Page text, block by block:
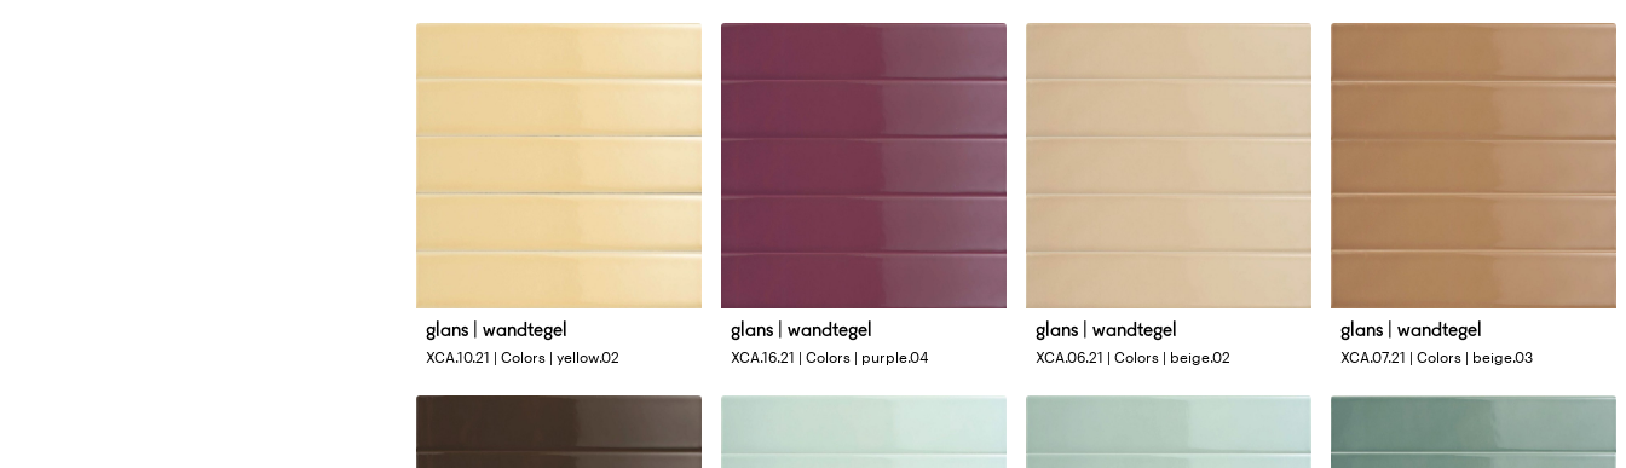
Afmetingen
glans | wandtegel
XCA.10.21 | Colors | yellow.02
Afmetingen
glans | wandtegel
XCA.16.21 | Colors | purple.04
Afmetingen
glans | wandtegel
XCA.06.21 | Colors | beige.02
Afmetingen
glans | wandtegel
XCA.07.21 | Colors | beige.03